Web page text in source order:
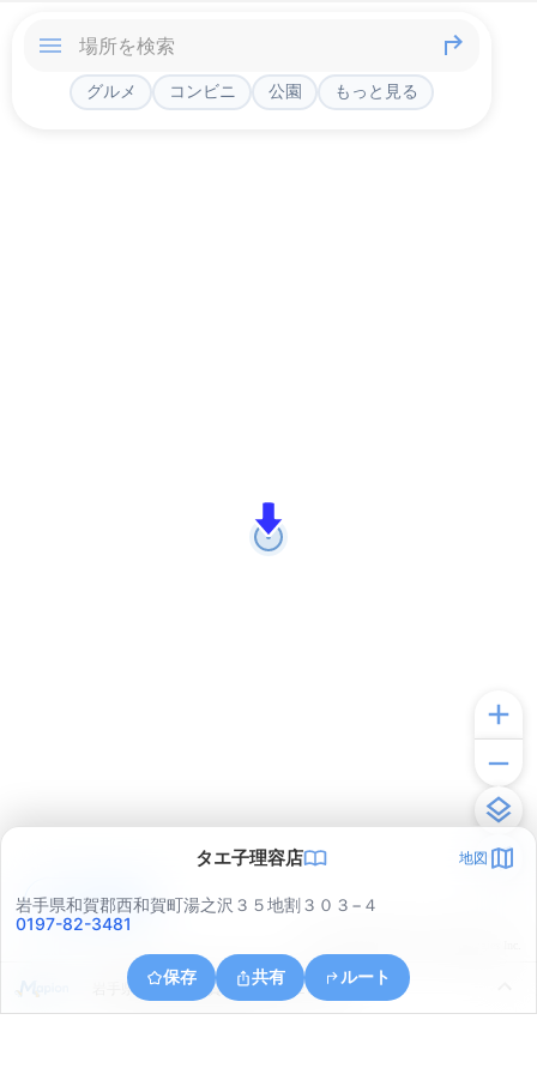
グルメ コンビニ 公園 もっと見る
タエ子理容店 地図
岩手県和賀郡西和賀町湯之沢３５地割３０３−４
0197-82-3481
保存 共有 ルート
岩手県和賀郡西和賀町無地内４２地割
アプリで見る